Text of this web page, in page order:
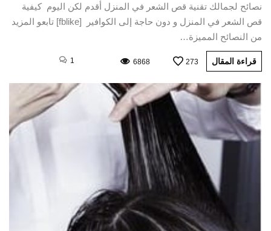
نصائح لجمالك تقنية قص الشعر في المنزل أقدم لكن اليوم كيفية
قص الشعر في المنزل و دون حاجة إلى الكوافير [fblike] تابعو المزيد
من النصائح المميزة…
قراءة المقال 273
6868
1